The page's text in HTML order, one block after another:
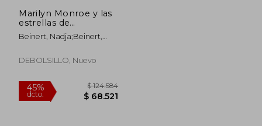
Marilyn Monroe y las
estrellas de
Hollywood (Mujeres
que nos inspiran 2)
Beinert, Nadja;Beinert,
DEBOLSILLO, Nuevo